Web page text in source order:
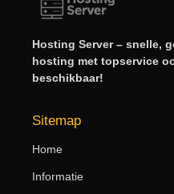
Hosting Server – snelle,
hosting met topservice
beschikbaar!
Sitemap
Home
Informatie